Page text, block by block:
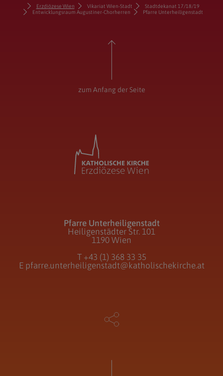
Erzdiözese Wien Vikariat Wien-Stadt
Stadtdekanat 17/18/19
Entwicklungsraum Augustiner-Chorherren
Pfarre Unterheiligenstadt
zum Anfang der Seite
Pfarre Unterheiligenstadt
Heiligenstädter Str. 101
1190 Wien
T +43 (1) 368 33 35
E pfarre.unterheiligenstadt@katholischekirche.at